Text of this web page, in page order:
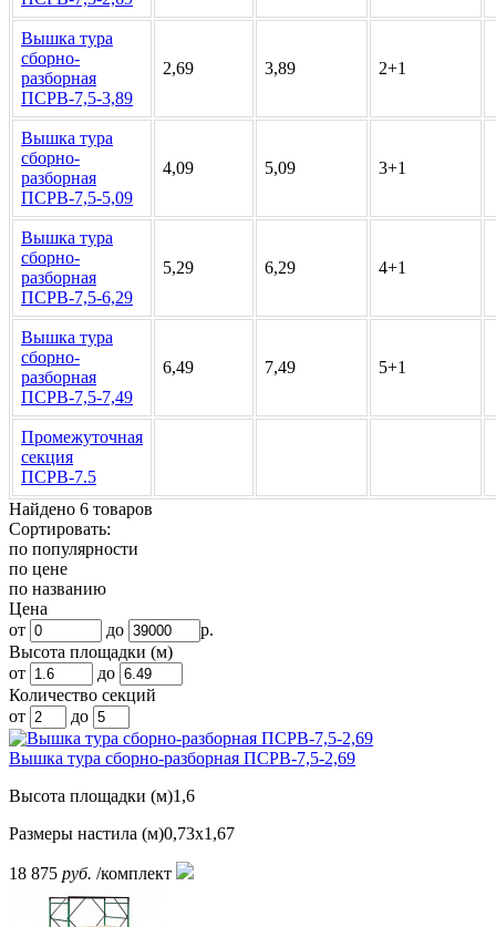
Вышка тура
сборно-
разборная
ПСРВ-7,5-3,89
2,69 3,89 2+1
Вышка тура
сборно-
разборная
ПСРВ-7,5-5,09
4,09 5,09 3+1
Вышка тура
сборно-
разборная
ПСРВ-7,5-6,29
5,29 6,29 4+1
Вышка тура
сборно-
разборная
ПСРВ-7,5-7,49
6,49 7,49 5+1
Промежуточная
секция
ПСРВ-7.5
Найдено 6 товаров
Сортировать:
по популярности
по цене
по названию
Цена
от
до
р.
Высота площадки (м)
от
до
Количество секций
от
до
Вышка тура сборно-разборная ПСРВ-7,5-2,69
Высота площадки (м)1,6
Размеры настила (м)0,73х1,67
18 875 руб. /комплект